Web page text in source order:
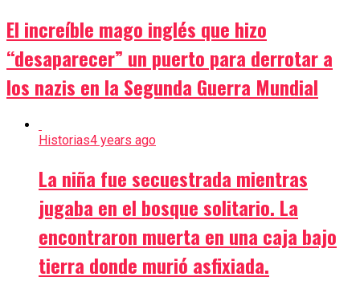
El increíble mago inglés que hizo
“desaparecer” un puerto para derrotar a
los nazis en la Segunda Guerra Mundial
Historias4 years ago
La niña fue secuestrada mientras
jugaba en el bosque solitario. La
encontraron muerta en una caja bajo
tierra donde murió asfixiada.